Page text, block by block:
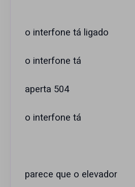
o interfone tá ligado
o interfone tá
aperta 504
o interfone tá
parece que o elevador